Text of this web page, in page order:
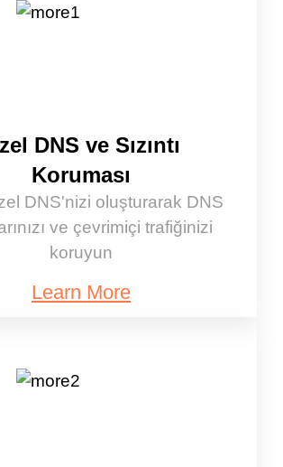
DNS ve Sızıntı
Koruması
DNS'nizi oluşturarak DNS
ve çevrimiçi trafiğinizi
koruyun
Learn More